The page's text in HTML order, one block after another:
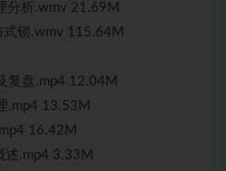
分析.wmv 21.69M
锁.wmv 115.64M
复盘.mp4 12.04M
.mp4 13.53M
16.42M
述.mp4 3.33M